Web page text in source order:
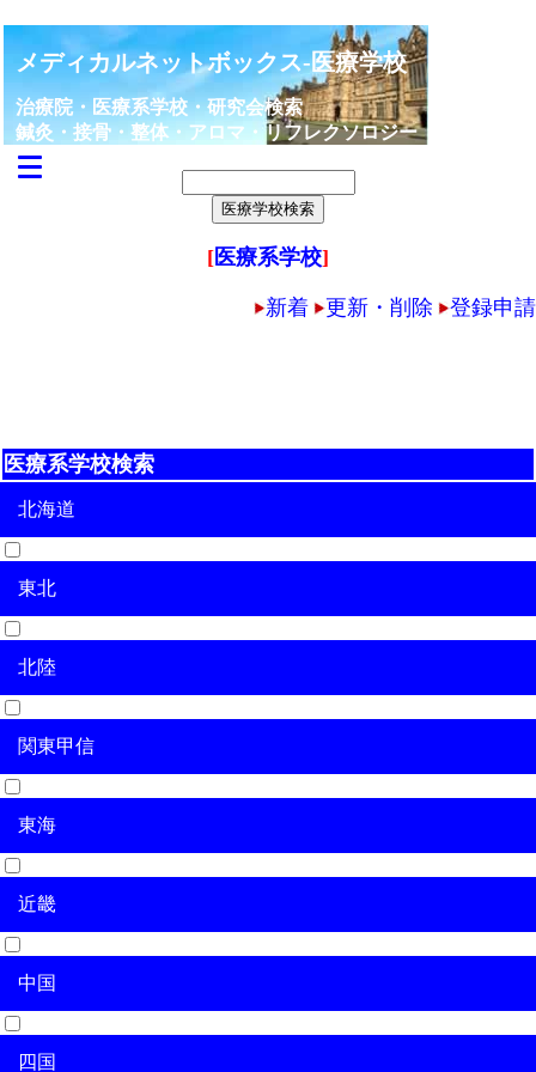
メディカルネットボックス-医療学校
治療院・医療系学校・研究会検索
鍼灸・接骨・整体・アロマ・リフレクソロジー
[医療系学校]
新着 更新・削除 登録申請
医療系学校検索
北海道
北海道
東北
青森県
岩手県
宮城県
秋田県
山形県
福島県
北陸
新潟県
富山県
石川県
福井県
関東甲信
茨城県
栃木県
群馬県
埼玉県
千葉県
東京都
神奈川県
山梨県
長野県
東海
岐阜県
静岡県
愛知県
三重県
近畿
滋賀県
京都府
大阪府
兵庫県
奈良県
和歌山県
中国
鳥取県
島根県
岡山県
広島県
山口県
四国